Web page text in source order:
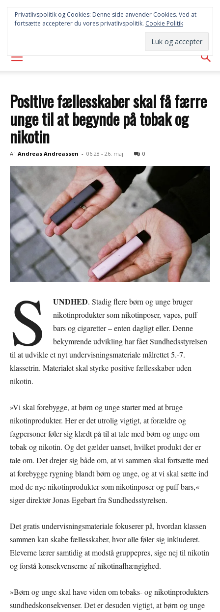
SYD
AVISEN
Positive fællesskaber skal få færre
unge til at begynde på tobak og
nikotin
Af Andreas Andreassen - 06:28 - 26. maj 0
S UNDHED. Stadig flere børn og unge bruger
nikotinprodukter som nikotinposer, vapes, puff
bars og cigaretter – enten dagligt eller. Denne
bekymrende udvikling har fået Sundhedsstyrelsen
til at udvikle et nyt undervisningsmateriale målrettet 5.-7.
klassetrin. Materialet skal styrke positive fællesskaber uden
nikotin.
»Vi skal forebygge, at børn og unge starter med at bruge
nikotinprodukter. Her er det utrolig vigtigt, at forældre og
fagpersoner føler sig klædt på til at tale med børn og unge om
tobak og nikotin. Og det gælder uanset, hvilket produkt der er
tale om. Det drejer sig både om, at vi sammen skal fortsætte med
at forebygge rygning blandt børn og unge, og at vi skal sætte ind
mod de nye nikotinprodukter som nikotinposer og puff bars,«
siger direktør Jonas Egebart fra Sundhedsstyrelsen.
Det gratis undervisningsmateriale fokuserer på, hvordan klassen
sammen kan skabe fællesskaber, hvor alle føler sig inkluderet.
Eleverne lærer samtidig at modstå gruppepres, sige nej til nikotin
og forstå konsekvenserne af nikotinafhængighed.
»Børn og unge skal have viden om tobaks- og nikotinprodukters
sundhedskonsekvenser. Det er desuden vigtigt, at børn og unge
Privatlivspolitik og Cookies: Denne side anvender Cookies. Ved at
fortsætte accepterer du vores privatlivspolitik. Cookie Politik